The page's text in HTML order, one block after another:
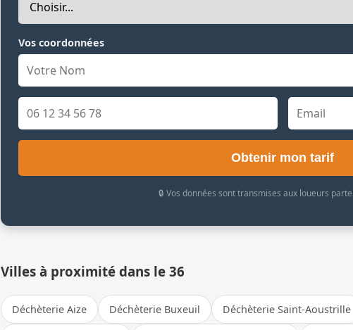
Vos coordonnées
Obtenir mon tarif
🔒 Vos données sont transmises aux loueurs
Villes à proximité dans le 36
Déchèterie Aize Déchèterie Buxeuil Déchèterie Saint-Aoustrille